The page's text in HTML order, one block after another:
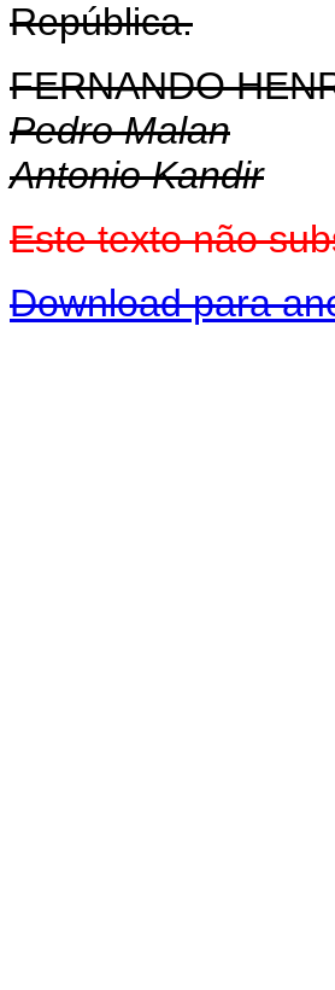
República.
FERNANDO
Pedro Malan
Antonio Kandir
Este texto não
Download para